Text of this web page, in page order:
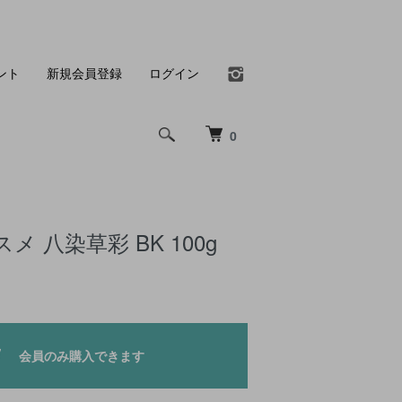
0
ト 新規会員登録 ログイン
メ 八染草彩 BK 100g
会員のみ購入できます